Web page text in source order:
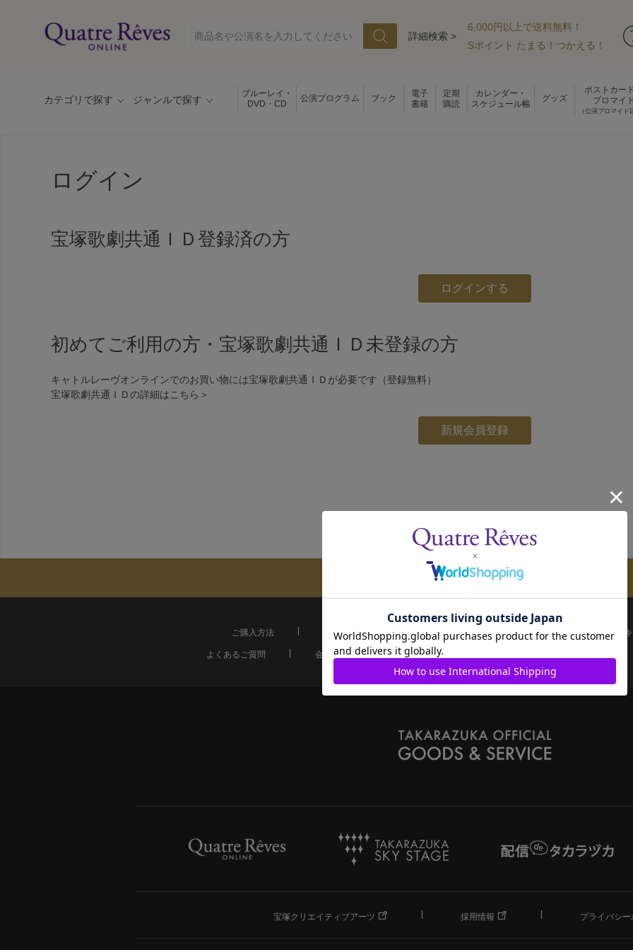
詳細検索 >
6,000円以上で送料無料！
Sポイント たまる！つかえる！
カテゴリで探す ジャンルで探す
ブルーレイ・
DVD・CD
公演プログラム ブック
電子
書籍
定期
購読
カレンダー・
スケジュール帳
グッズ
ポストカー
ブロマイド
（公演ブロマイド
ログイン
宝塚歌劇共通ＩＤ登録済の方
初めてご利用の方・宝塚歌劇共通ＩＤ未登録の方
キャトルレーヴオンラインでのお買い物には宝塚歌劇共通ＩＤが必要です（登録無料）
宝塚歌劇共通ＩＤの詳細は こちら＞
メールマガジンのご案内
ご購入方法 配送について お支払い方法 決済について
よくあるご質問
会員ページ 宝塚歌劇共通ID新規会員登録
宝塚クリエイティブアーツ 採用情報 プライバシ